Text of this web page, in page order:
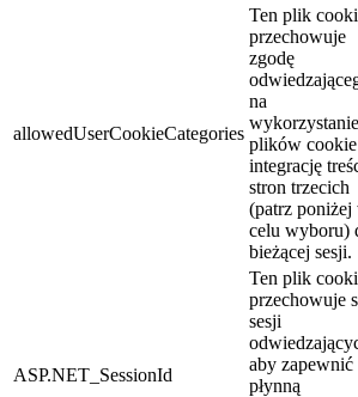
allowedUserCookieCategories
Ten plik
przechowuje
zgodę
na
wykorzystanie
plików
integrację
stron trzecich
(patrz poniżej
celu wyboru)
bieżącej sesji.
ASP.NET_SessionId
Ten plik
przechowuje
sesji
aby zapewnić
płynną